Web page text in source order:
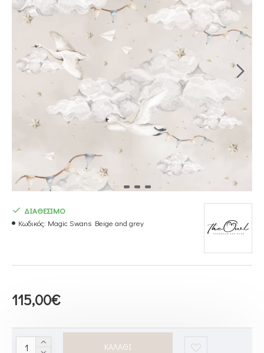
115,00€
ΔΙΑΘΕΣΙΜΟ
Κωδικός: Magic Swans Beige and grey
ΚΑΛΆΘΙ